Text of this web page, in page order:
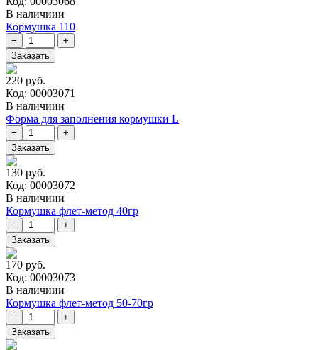
В наличиии
Кормушка 110
220 руб.
Код: 00003071
В наличиии
Форма для заполнения кормушки L
130 руб.
Код: 00003072
В наличиии
Кормушка флет-метод 40гр
170 руб.
Код: 00003073
В наличиии
Кормушка флет-метод 50-70гр